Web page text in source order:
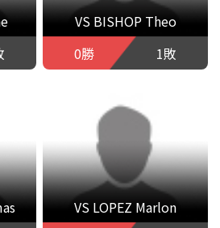
VS BISHOP Theo
0勝
1敗
VS LOPEZ Marlon